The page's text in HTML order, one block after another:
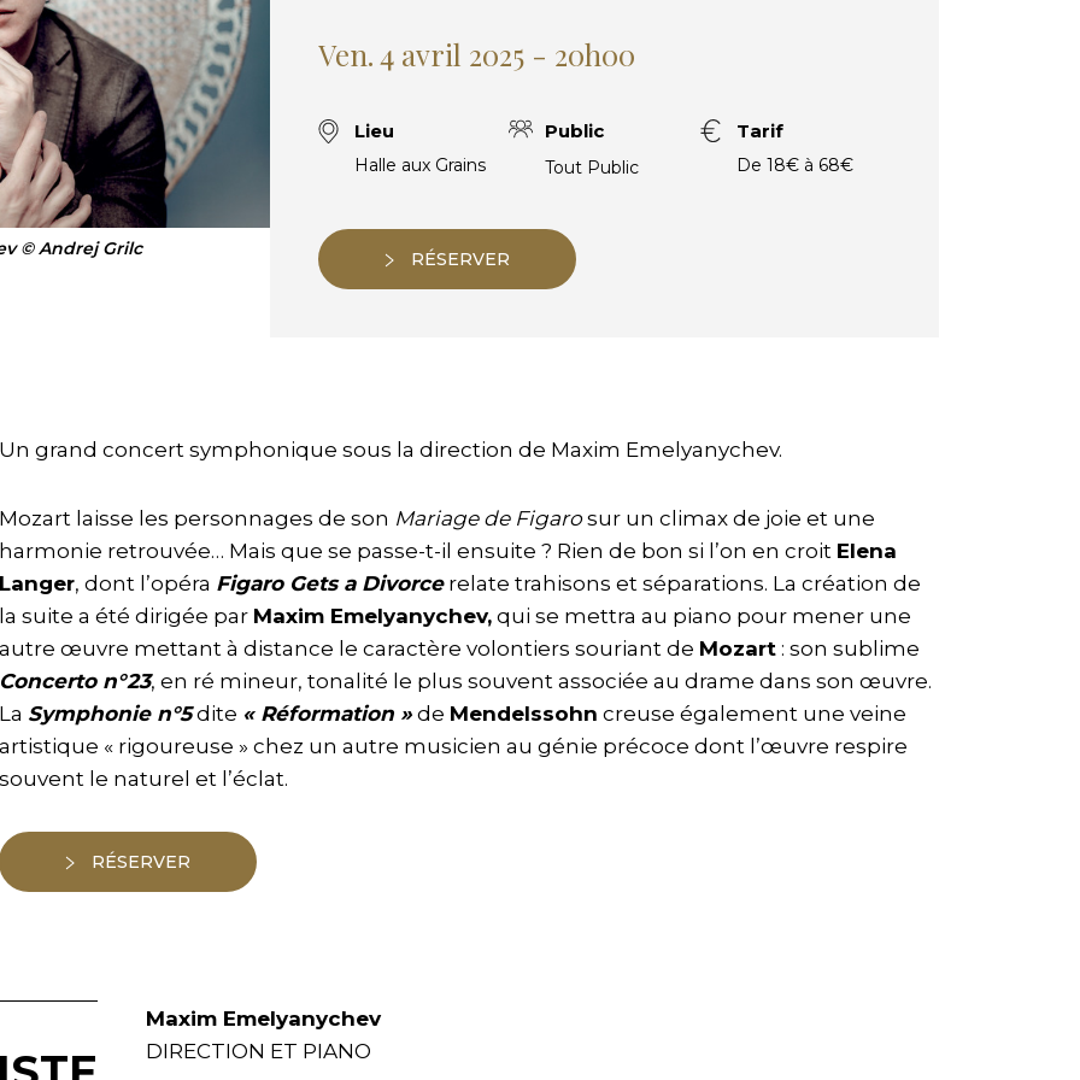
© Andrej Grilc
Ven. 4 avril 2025 - 20h00
Lieu
Halle aux Grains
Public
Tout Public
Tarif
De 18€ à 68€
RÉSERVER
Un grand concert symphonique sous la direction de Maxim Emelyanychev.
Mozart laisse les personnages de son Mariage de Figarosur un climax de joie et une
harmonie retrouvée… Mais que se passe-t-il ensuite ? Rien de bon si l’on en croit Elena
Langer, dont l’opéra Figaro Gets a Divorcerelate trahisons et séparations. La création de
la suite a été dirigée par Maxim Emelyanychev, qui se mettra au piano pour mener une
autre œuvre mettant à distance le caractère volontiers souriant de Mozart : son sublime
Concerto n°23, en ré mineur, tonalité le plus souvent associée au drame dans son œuvre.
La Symphonie n°5dite « Réformation » de Mendelssohn creuse également une veine
artistique « rigoureuse » chez un autre musicien au génie précoce dont l’œuvre respire
souvent le naturel et l’éclat.
RÉSERVER
Maxim Emelyanychev
DIRECTION ET PIANO